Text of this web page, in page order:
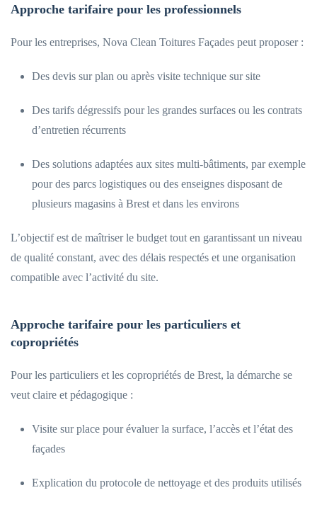
Approche tarifaire pour les professionnels
Pour les entreprises, Nova Clean Toitures Façades peut proposer :
Des devis sur plan ou après visite technique sur site
Des tarifs dégressifs pour les grandes surfaces ou les contrats
d’entretien récurrents
Des solutions adaptées aux sites multi-bâtiments, par exemple
pour des parcs logistiques ou des enseignes disposant de
plusieurs magasins à Brest et dans les environs
L’objectif est de maîtriser le budget tout en garantissant un niveau
de qualité constant, avec des délais respectés et une organisation
compatible avec l’activité du site.
Approche tarifaire pour les particuliers et
copropriétés
Pour les particuliers et les copropriétés de Brest, la démarche se
veut claire et pédagogique :
Visite sur place pour évaluer la surface, l’accès et l’état des
façades
Explication du protocole de nettoyage et des produits utilisés